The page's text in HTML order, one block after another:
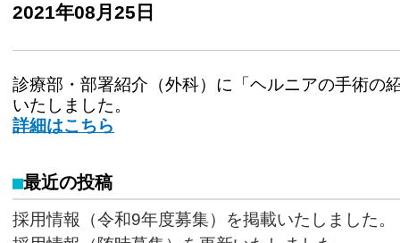
2021年08月25日
診療部・部署紹介（外科）に「ヘルニアの手術の
いたしました。
詳細はこちら
最近の投稿
採用情報（令和9年度募集）を掲載いたしました。